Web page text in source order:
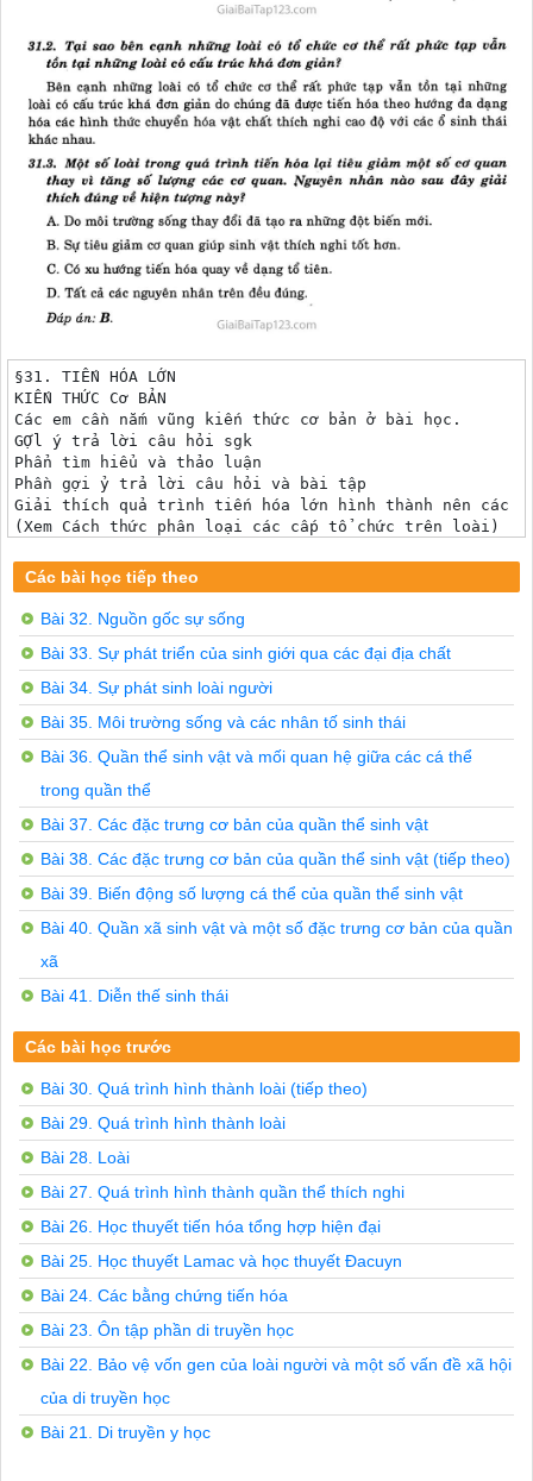
§31. TIẾN HÓA LỚN
KIẾN THỨC Cơ BẢN
Các em cần nắm vũng kiến thức cơ bản ở bài học.
GỢl ý trả lời câu hỏi sgk
Phẩn tìm hiểu và thảo luận
Phần gợi ỷ trả lời câu hỏi và bài tập
Giải thích quả trình tiến hóa lớn hình thành nên các
(Xem Cách thức phân loại các cấp tổ chức trên loài)
Các nhóm loài khác nhau có thể được phân loại
Tại sao bên cạnh những loài có tổ chức cơ thể rất
Bên cạnh những loài có tổ chức cơ thể râ't phức tạp
Một số loài trong quá trình tiến hóa lại tiêu giảm một
Do môi trường sông thay đổi đã tạo ra những đột biến
Sự tiêu giảm cơ quan giúp sinh vật thích nghi tô't
D. Tất cả các nguyên nhân trên đều đúng.
Các bài học tiếp theo
Bài 32. Nguồn gốc sự sống
Bài 33. Sự phát triển của sinh giới qua các đại địa chất
Bài 34. Sự phát sinh loài người
Bài 35. Môi trường sống và các nhân tố sinh thái
Bài 36. Quần thể sinh vật và mối quan hệ giữa các cá thể
trong quần thể
Bài 37. Các đặc trưng cơ bản của quần thể sinh vật
Bài 38. Các đặc trưng cơ bản của quần thể sinh vật (tiếp theo)
Bài 39. Biến động số lượng cá thể của quần thể sinh vật
Bài 40. Quần xã sinh vật và một số đặc trưng cơ bản của quần
xã
Bài 41. Diễn thế sinh thái
Các bài học trước
Bài 30. Quá trình hình thành loài (tiếp theo)
Bài 29. Quá trình hình thành loài
Bài 28. Loài
Bài 27. Quá trình hình thành quần thể thích nghi
Bài 26. Học thuyết tiến hóa tổng hợp hiện đại
Bài 25. Học thuyết Lamac và học thuyết Đacuyn
Bài 24. Các bằng chứng tiến hóa
Bài 23. Ôn tập phần di truyền học
Bài 22. Bảo vệ vốn gen của loài người và một số vấn đề xã hội
của di truyền học
Bài 21. Di truyền y học